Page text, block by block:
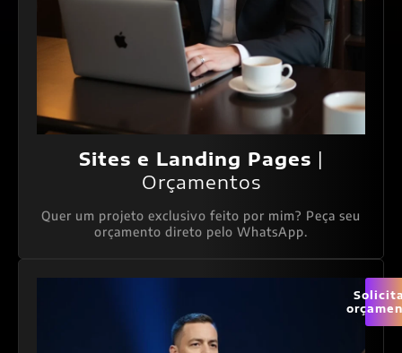
Sites e Landing Pages |
Orçamentos
Quer um projeto exclusivo feito por mim? Peça seu
orçamento direto pelo WhatsApp.